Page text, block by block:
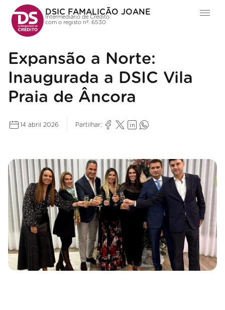
DSIC FAMALICÃO JOANE
Intermediário de Crédito
com o registo nº. 6530
Expansão a Norte:
Inaugurada a DSIC Vila
Praia de Âncora
14 abril 2026 Partilhar: